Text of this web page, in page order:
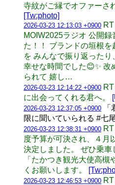
寺紋がご縁でオファーさ
[Tw:photo]
2026-03-23 12:13:03 +0900
MOIW2025ラジオ 公開
た！！ ブランドの垣根
を みんなで振り返った
幸せな時間でした😊✨ 改
られて 嬉し…
2026-03-23 12:14:22 +0900
に出会ってくれる君へ。
2026-03-23 12:37:05 +0900 「
限に聞いていられる #七
2026-03-23 12:38:31 +0900
度予算が可決され、４月
決定しました。 ぜひ乗車
「たかつき観光大使高
くお願いします。
2026-03-23 12:46:53 +0900